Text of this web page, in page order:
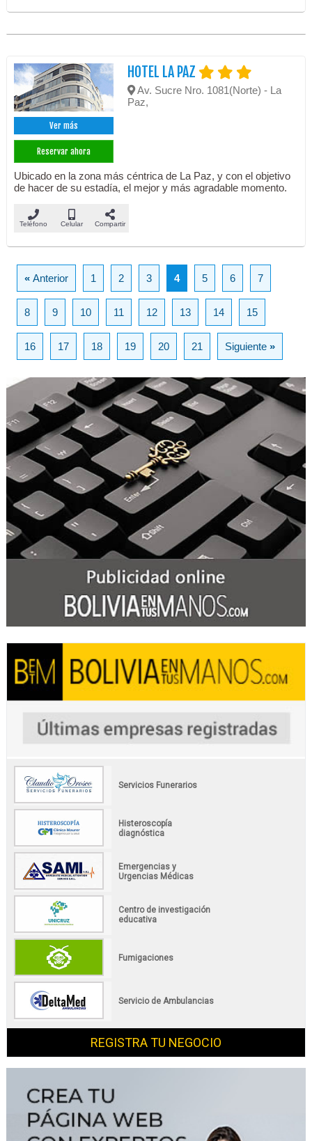
Ver más
Reservar ahora
HOTEL LA PAZ
Av. Sucre Nro. 1081(Norte) - La
Paz,
Ubicado en la zona más céntrica de La Paz, y con el objetivo
de hacer de su estadía, el mejor y más agradable momento.
Teléfono Celular Compartir
«Anterior 1 2 3 4 5 6 7
8 9 10 11 12 13 14 15
16 17 18 19 20 21 Siguiente»
Servicios Funerarios
Histeroscopía
diagnóstica
Emergencias y
Urgencias Médicas
Centro de investigación
educativa
Fumigaciones
Servicio de Ambulancias
REGISTRA TU NEGOCIO